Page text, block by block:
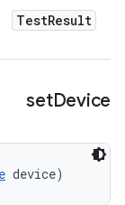
TestResult
setDevice
device)